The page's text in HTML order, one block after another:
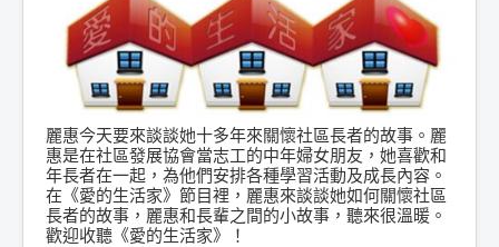
麗惠今天要來談談她十多年來關懷社區長者的故事。麗
惠是在社區發展協會當志工的中年婦女朋友，她喜歡和
年長者在一起，為他們安排各種學習活動及成長內容。
在《愛的生活家》節目裡，麗惠來談談她如何關懷社區
長者的故事，麗惠和長輩之間的小故事，聽來很溫暖。
歡迎收聽《愛的生活家》！